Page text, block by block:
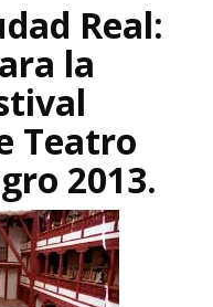
Real:
la
Teatro
2013.